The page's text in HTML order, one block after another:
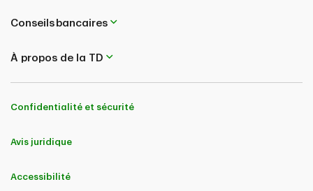
Conseils bancaires
À propos de la TD
Confidentialité et sécurité
Avis juridique
Accessibilité